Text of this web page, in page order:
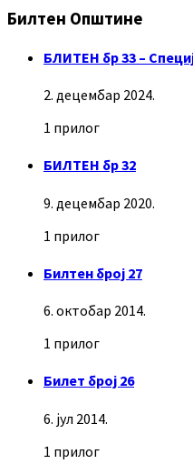
Билтен Општине
БЛИТЕН бр 33 –
2. децембар 2024.
1 прилог
БИЛТЕН бр 32
9. децембар 2020.
1 прилог
Билтен број 27
6. октобар 2014.
1 прилог
Билет број 26
6. јул 2014.
1 прилог